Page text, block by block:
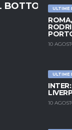
ULTIME
10
ULTIME
10
BOTTO: